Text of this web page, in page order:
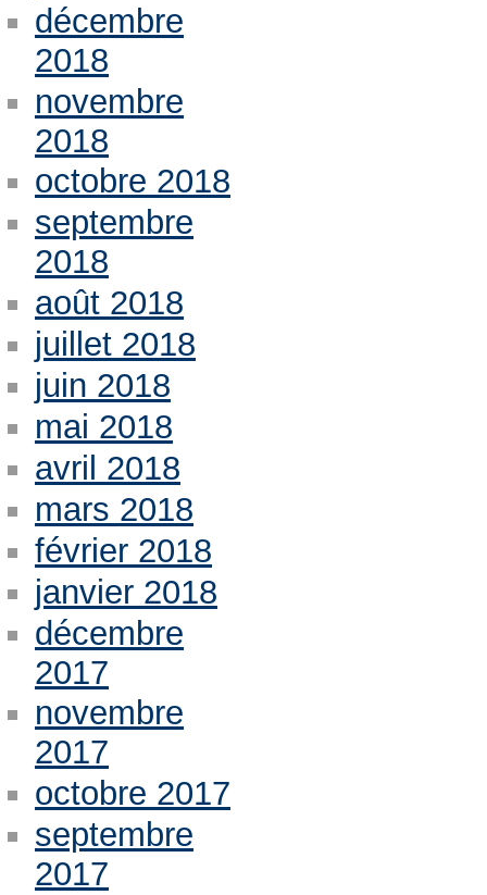
décembre
2018
novembre
2018
octobre 2018
septembre
2018
août 2018
juillet 2018
juin 2018
mai 2018
avril 2018
mars 2018
février 2018
janvier 2018
décembre
2017
novembre
2017
octobre 2017
septembre
2017